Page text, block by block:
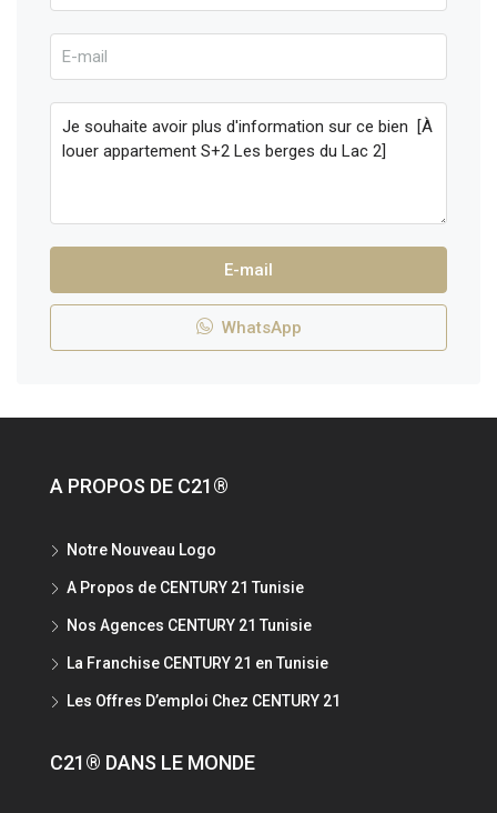
E-mail
WhatsApp
A PROPOS DE C21®
Notre Nouveau Logo
A Propos de CENTURY 21 Tunisie
Nos Agences CENTURY 21 Tunisie
La Franchise CENTURY 21 en Tunisie
Les Offres D’emploi Chez CENTURY 21
C21® DANS LE MONDE